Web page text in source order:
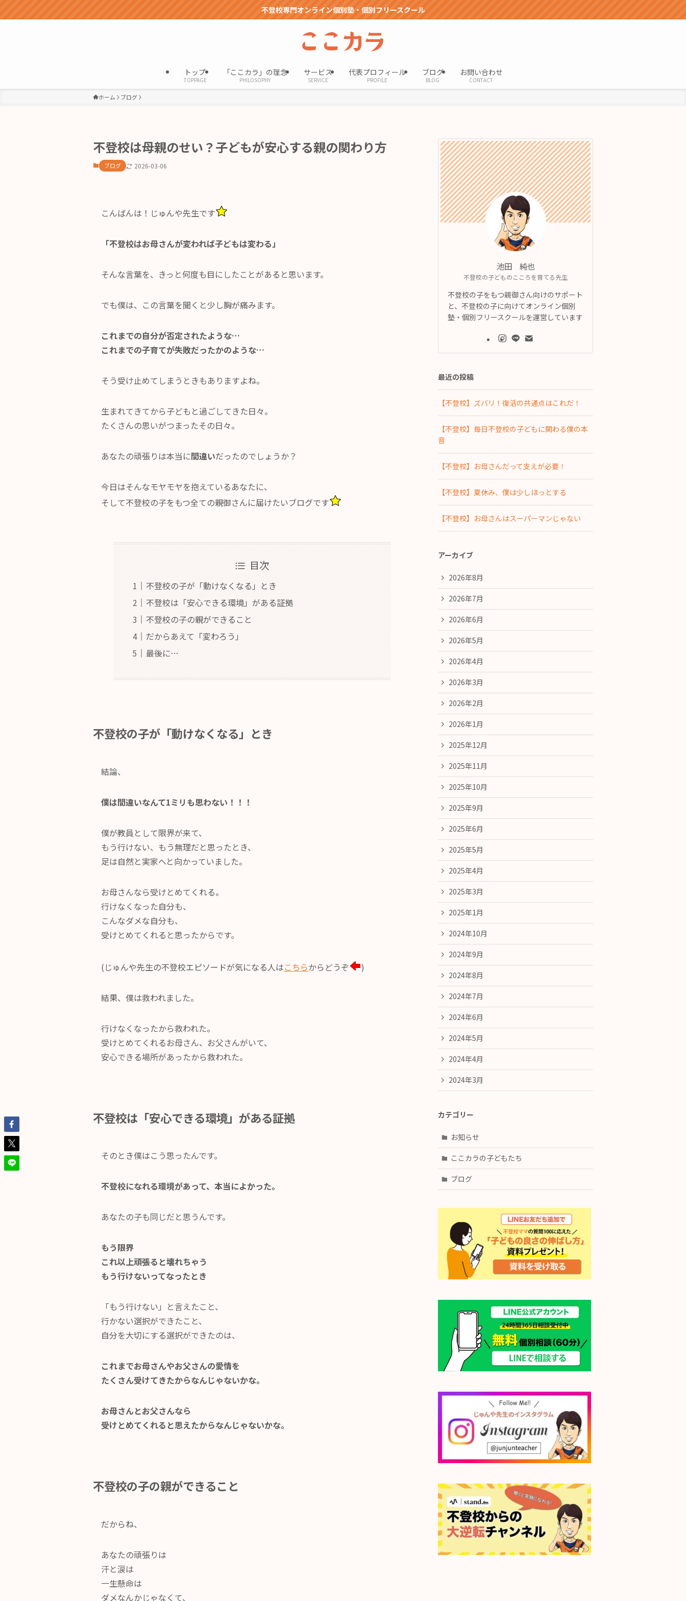
不登校専門オンライン個別塾・個別フリースクール
トップ
TOPPAGE
「ここカラ」の理念
PHILOSOPHY
サービス
SERVICE
代表プロフィール
PROFILE
ブログ
BLOG
お問い合わせ
CONTACT
ホーム ブログ
不登校は母親のせい？子どもが安心する親の関わり方
ブログ 2026-03-06
こんばんは！じゅんや先生です
「不登校はお母さんが変われば子どもは変わる」
そんな言葉を、きっと何度も目にしたことがあると思います。
でも僕は、この言葉を聞くと少し胸が痛みます。
これまでの自分が否定されたような…
これまでの子育てが失敗だったかのような…
そう受け止めてしまうときもありますよね。
生まれてきてから子どもと過ごしてきた日々。
たくさんの思いがつまったその日々。
あなたの頑張りは本当に間違いだったのでしょうか？
今日はそんなモヤモヤを抱えているあなたに、
そして不登校の子をもつ全ての親御さんに届けたいブログです
目次
​不登校の子が「動けなくなる」とき
​不登校は「安心できる環境」がある証拠
​不登校の子の親ができること
​だからあえて「変わろう」
最後に…
​不登校の子が「動けなくなる」とき
結論、
僕は間違いなんて1ミリも思わない！！！
僕が教員として限界が来て、
もう行けない、もう無理だと思ったとき、
足は自然と実家へと向かっていました。
お母さんなら受けとめてくれる。
行けなくなった自分も、
こんなダメな自分も、
受けとめてくれると思ったからです。
(じゅんや先生の不登校エピソードが気になる人はこちらからどうぞ )
結果、僕は救われました。
行けなくなったから救われた。
受けとめてくれるお母さん、お父さんがいて、
安心できる場所があったから救われた。
​不登校は「安心できる環境」がある証拠
そのとき僕はこう思ったんです。
不登校になれる環境があって、本当によかった。
あなたの子も同じだと思うんです。
もう限界
これ以上頑張ると壊れちゃう
もう行けないってなったとき
「もう行けない」と言えたこと、
行かない選択ができたこと、
自分を大切にする選択ができたのは、
これまでお母さんやお父さんの愛情を
たくさん受けてきたからなんじゃないかな。
お母さんとお父さんなら
受けとめてくれると思えたからなんじゃないかな。
​不登校の子の親ができること
だからね、
あなたの頑張りは
汗と涙は
一生懸命は
ダメなんかじゃなくて、
池田 純也
不登校の子どものこころを育てる先生
不登校の子をもつ親御さん向けのサポート
と、不登校の子に向けてオンライン個別
塾・個別フリースクールを運営しています
最近の投稿
【不登校】ズバリ！復活の共通点はこれだ！
【不登校】毎日不登校の子どもに関わる僕の本
音
【不登校】お母さんだって支えが必要！
【不登校】夏休み、僕は少しほっとする
【不登校】お母さんはスーパーマンじゃない
アーカイブ
2026年8月
2026年7月
2026年6月
2026年5月
2026年4月
2026年3月
2026年2月
2026年1月
2025年12月
2025年11月
2025年10月
2025年9月
2025年6月
2025年5月
2025年4月
2025年3月
2025年1月
2024年10月
2024年9月
2024年8月
2024年7月
2024年6月
2024年5月
2024年4月
2024年3月
カテゴリー
お知らせ
ここカラの子どもたち
ブログ